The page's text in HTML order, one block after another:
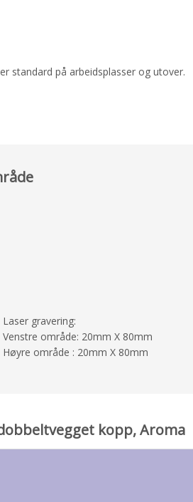
standard på arbeidsplasser og utover.
Laser gravering:
Venstre område: 20mm X 80mm
Høyre område : 20mm X 80mm
kopp, Aroma